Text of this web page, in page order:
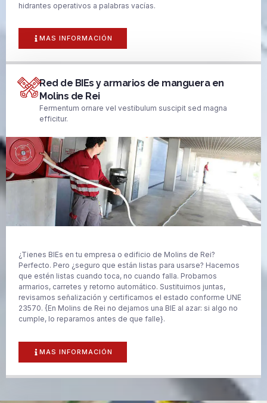
hidrantes operativos a palabras vacías.
MAS INFORMACIÓN
Red de BIEs y armarios de manguera en
Molins de Rei
Fermentum ornare vel vestibulum suscipit sed magna
efficitur.
¿Tienes BIEs en tu empresa o edificio de Molins de Rei?
Perfecto. Pero ¿seguro que están listas para usarse? Hacemos
que estén listas cuando toca, no cuando falla. Probamos
armarios, carretes y retorno automático. Sustituimos juntas,
revisamos señalización y certificamos el estado conforme UNE
23570. {En Molins de Rei no dejamos una BIE al azar: si algo no
cumple, lo reparamos antes de que falle}.
MAS INFORMACIÓN